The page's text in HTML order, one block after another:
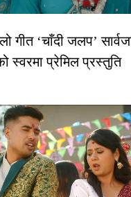
गीत ‘चाँदी जलप’
स्वरमा प्रेमिल प्रस्तुति